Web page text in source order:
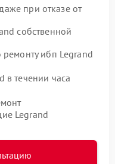
даже при отказе от
собственной
ибп Legrand
в течении часа
Legrand